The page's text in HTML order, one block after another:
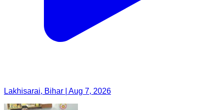
Lakhisarai, Bihar | Aug 7, 2026